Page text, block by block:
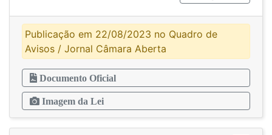
Publicação em 22/08/2023 no Quadro de
Avisos / Jornal Câmara Aberta
Documento Oficial
Imagem da Lei